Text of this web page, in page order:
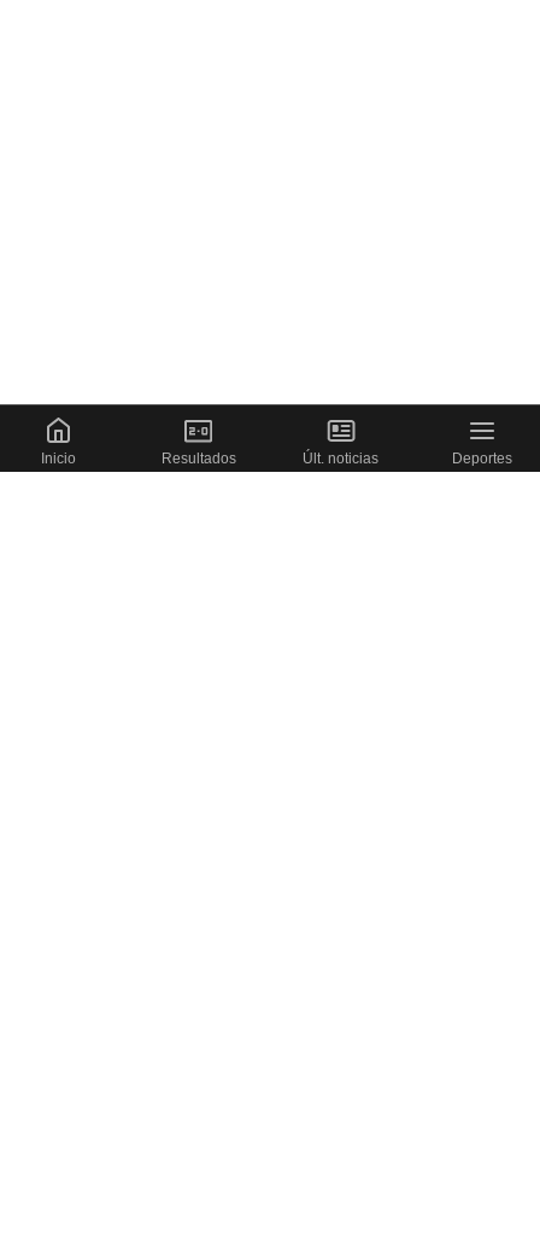
Inicio Resultados Últ. noticias Deportes